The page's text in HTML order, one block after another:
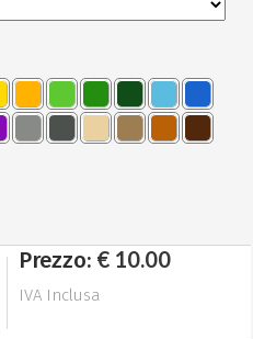
Prezzo: € 10.00
IVA Inclusa